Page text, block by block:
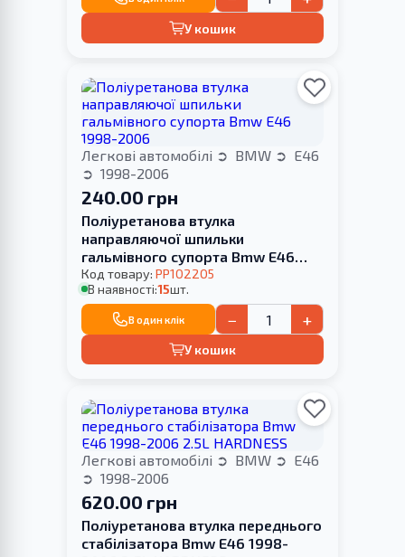
У кошик
Легкові автомобілі BMW
E46
1998-2006
240.00 грн
Поліуретанова втулка
направляючої шпильки
гальмівного супорта Bmw E46
1998-2006
Код товару: PP102205
В наявності:15шт.
В один клік − +
У кошик
Легкові автомобілі BMW
E46
1998-2006
620.00 грн
Поліуретанова втулка переднього
стабілізатора Bmw E46 1998-